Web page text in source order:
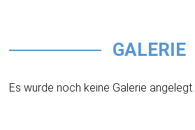
GALERIE
Es wurde noch keine Galerie angelegt.